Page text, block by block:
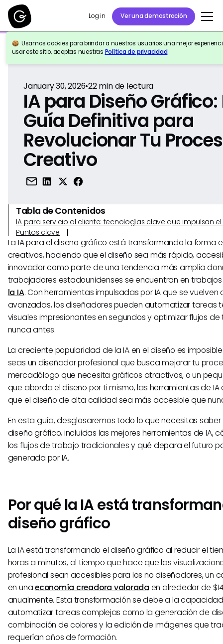
Log in Ver una demostración
Usamos cookies para brindar a nuestros usuarios una mejor
usar este sitio, aceptas nuestras Política de privacidad.
Volver a la Referencia
January 30, 2026•22min de lectura
IA para Diseño Gráfico:
Guía Definitiva para
Revolucionar Tu
Creativo
Tabla de Contenidos
IA para servicio al cliente: tecnologías clave que impulsan
Puntos clave
La IA para el diseño gráfico está transformando la forma
creativos, haciendo que el diseño sea más rápido,
innovador como parte de una tendencia más amplia
trabajadores estadounidenses se encuentran en
la IA. Con herramientas impulsadas por IA que se
avanzadas, los diseñadores pueden automatizar tareas
visuales impresionantes en segundos y optimizar flujos
nunca antes.
La creciente popularidad de la IA en el diseño es
seas un diseñador profesional que busca mejorar tu
mercadólogo que necesita gráficos atractivos, o un
que aborda el diseño por ti mismo, las herramientas de
que el diseño de alta calidad sea más accesible que
En esta guía, desglosaremos todo lo que necesitas saber
diseño gráfico, incluidas las mejores herramientas de IA,
los flujos de trabajo tradicionales y qué depara el futuro
generada por IA.
Por qué la IA está
diseño gráfico
La IA está transformando el diseño gráfico al reducir el
horas a minutos, al tiempo que hace que las
profesional sean accesibles para los no diseñadores, un
en unaeconomía creadora valorada en alrededor de
anualmente. Esta transformación se debe a la
automatizar tareas complejas como la generación de
combinación de colores y la edición de imágenes que
requerían años de formación.